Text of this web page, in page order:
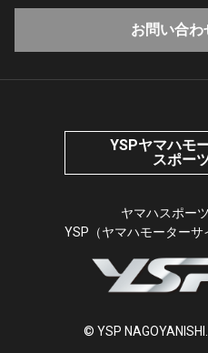
お問い合わ
YSPヤマハモ
スポー
ヤマハスポー
YSP（ヤマハモーターサ
© YSP